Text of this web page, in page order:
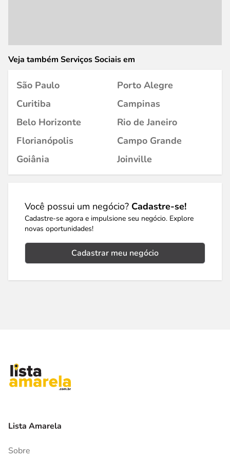
Veja também Serviços Sociais em
São Paulo
Porto Alegre
Curitiba
Campinas
Belo Horizonte
Rio de Janeiro
Florianópolis
Campo Grande
Goiânia
Joinville
Você possui um negócio? Cadastre-se!
Cadastre-se agora e impulsione seu negócio. Explore
novas oportunidades!
Cadastrar meu negócio
Lista Amarela
Sobre